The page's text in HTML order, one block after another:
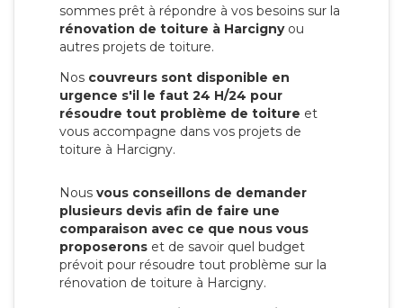
sommes prêt à répondre à vos besoins sur la
rénovation de toiture à Harcignyou
autres projets de toiture.
Nos couvreurs sont disponible en
urgence s'il le faut 24 H/24 pour
résoudre tout problème de toiture et
vous accompagne dans vos projets de
toiture à Harcigny.
Nous vous conseillons de demander
plusieurs devis afin de faire une
comparaison avec ce que nous vous
proposerons et de savoir quel budget
prévoit pour résoudre tout problème sur la
rénovation de toiture à Harcigny.